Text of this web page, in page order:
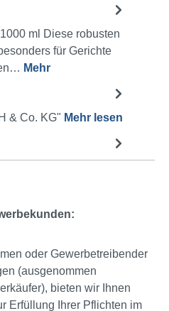
ml Diese robusten
für Gerichte
Mehr
& Co. KG" Mehr lesen
oder Gewerbetreibender
(ausgenommen
bieten wir Ihnen
Erfüllung Ihrer Pflichten im